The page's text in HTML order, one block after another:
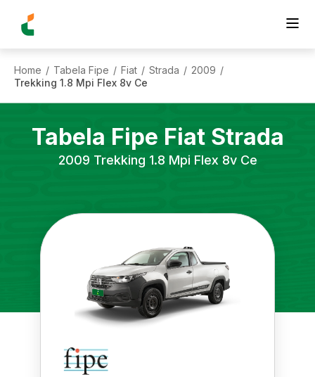
Home / Tabela Fipe / Fiat / Strada / 2009 /
Trekking 1.8 Mpi Flex 8v Ce
Tabela Fipe Fiat Strada
2009 Trekking 1.8 Mpi Flex 8v Ce